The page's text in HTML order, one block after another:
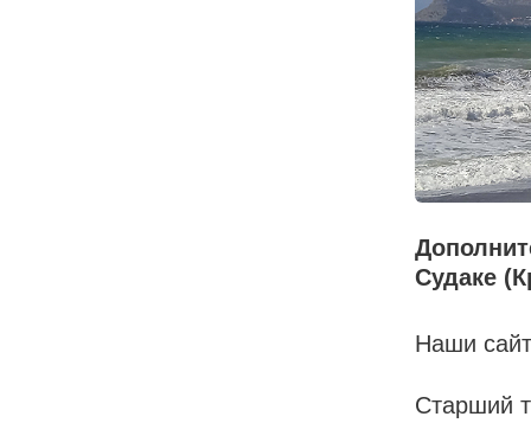
Судаке
Наши
Старший